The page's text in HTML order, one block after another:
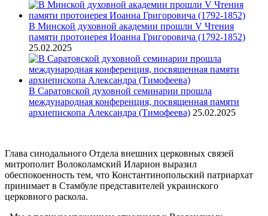
В Минской духовной академии прошли V Чтения
памяти протоиерея Иоанна Григоровича (1792-1852)
25.02.2025
В Саратовской духовной семинарии прошла
международная конференция, посвященная памяти
архиепископа Александра (Тимофеева) 25.02.2025
Глава синодального Отдела внешних церковных связей
митрополит Волоколамский Иларион выразил
обеспокоенность тем, что Константинопольский патриархат
принимает в Стамбуле представителей украинского
церковного раскола.